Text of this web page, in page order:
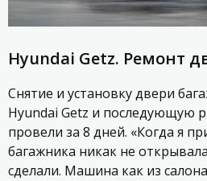
Hyundai Getz. Ремонт
Снятие и установку двери
Hyundai Getz и последующую
провели за 8 дней. «Когда я
багажника никак не
сделали. Машина как из